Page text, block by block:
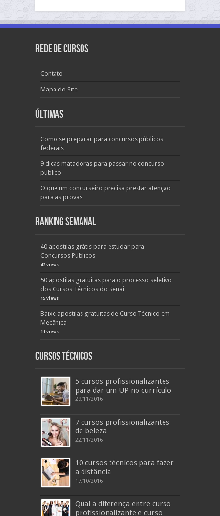
Rede de Cursos
Contato
Mapa do Site
Últimas
Como se preparar para concursos públicos
federais
9 dicas matadoras para passar no concurso
público
O que um concurseiro precisa prestar atenção
para as provas
Ranking Semanal
40 apostilas grátis para estudar para
Concursos Públicos
42 views
50 apostilas gratuitas para o processo seletivo
dos Cursos Técnicos do Senai
15 views
Baixe apostilas gratuitas de Curso Técnico em
Mecânica
11 views
Cursos Técnicos
5 cursos profissionalizantes
para dar um UP no currículo
29/11/2016
7 cursos profissionalizantes
de beleza
22/11/2016
10 cursos técnicos para fazer
a distância
17/10/2016
Qual a diferença entre curso
profissionalizante e curso